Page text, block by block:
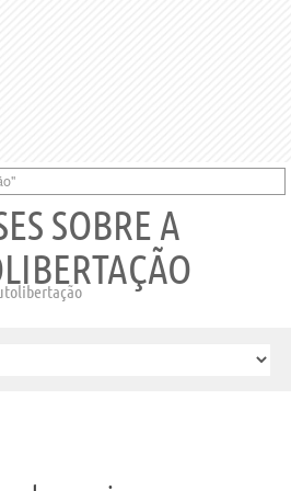
SOBRE A